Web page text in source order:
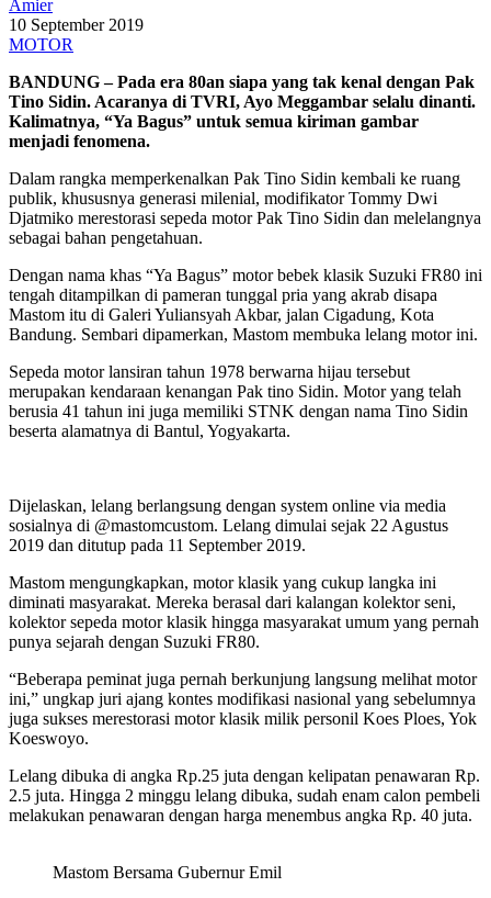
Amier
10 September 2019
MOTOR
BANDUNG – Pada era 80an siapa yang tak kenal dengan Pak
Tino Sidin. Acaranya di TVRI, Ayo Meggambar selalu dinanti.
Kalimatnya, “Ya Bagus” untuk semua kiriman gambar
menjadi fenomena.
Dalam rangka memperkenalkan Pak Tino Sidin kembali ke ruang
publik, khususnya generasi milenial, modifikator Tommy Dwi
Djatmiko merestorasi sepeda motor Pak Tino Sidin dan melelangnya
sebagai bahan pengetahuan.
Dengan nama khas “Ya Bagus” motor bebek klasik Suzuki FR80 ini
tengah ditampilkan di pameran tunggal pria yang akrab disapa
Mastom itu di Galeri Yuliansyah Akbar, jalan Cigadung, Kota
Bandung. Sembari dipamerkan, Mastom membuka lelang motor ini.
Sepeda motor lansiran tahun 1978 berwarna hijau tersebut
merupakan kendaraan kenangan Pak tino Sidin. Motor yang telah
berusia 41 tahun ini juga memiliki STNK dengan nama Tino Sidin
beserta alamatnya di Bantul, Yogyakarta.
Dijelaskan, lelang berlangsung dengan system online via media
sosialnya di @mastomcustom. Lelang dimulai sejak 22 Agustus
2019 dan ditutup pada 11 September 2019.
Mastom mengungkapkan, motor klasik yang cukup langka ini
diminati masyarakat. Mereka berasal dari kalangan kolektor seni,
kolektor sepeda motor klasik hingga masyarakat umum yang pernah
punya sejarah dengan Suzuki FR80.
“Beberapa peminat juga pernah berkunjung langsung melihat motor
ini,” ungkap juri ajang kontes modifikasi nasional yang sebelumnya
juga sukses merestorasi motor klasik milik personil Koes Ploes, Yok
Koeswoyo.
Lelang dibuka di angka Rp.25 juta dengan kelipatan penawaran Rp.
2.5 juta. Hingga 2 minggu lelang dibuka, sudah enam calon pembeli
melakukan penawaran dengan harga menembus angka Rp. 40 juta.
Mastom Bersama Gubernur Emil